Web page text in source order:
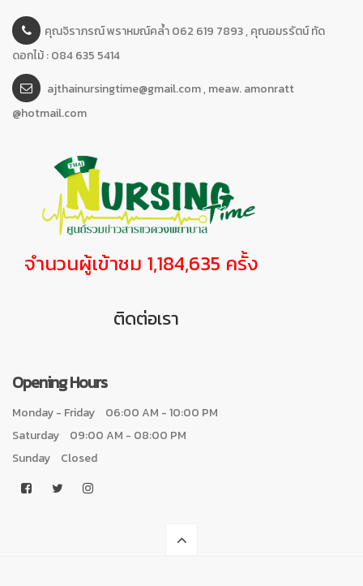
คุณจิราภรณ์ พราหมณ์คล้ำ 062 619 7893 , คุณอมรรัตน์ ทัด
ดอกไม้ : 084 635 5414
ajthainursingtime@gmail.com , meaw. amonratt
@hotmail.com
จำนวนผู้เข้าชม 1,184,635 ครั้ง
ติดต่อเรา
Opening Hours
Monday - Friday
06:00 AM - 10:00 PM
Saturday
09:00 AM - 08:00 PM
Sunday
Closed